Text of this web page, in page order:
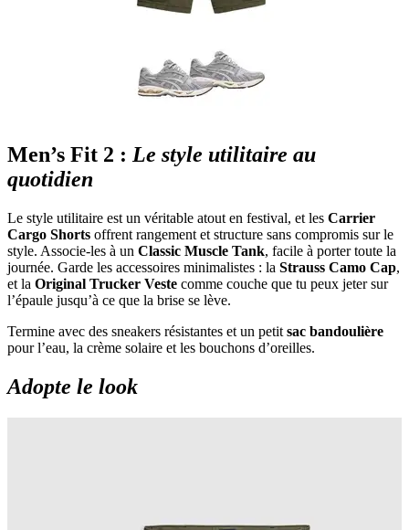
Men’s Fit 2 : Le style utilitaire au
quotidien
Le style utilitaire est un véritable atout en festival, et les Carrier
Cargo Shorts offrent rangement et structure sans compromis sur le
style. Associe-les à un Classic Muscle Tank, facile à porter toute la
journée. Garde les accessoires minimalistes : la Strauss Camo Cap,
et la Original Trucker Veste comme couche que tu peux jeter sur
l’épaule jusqu’à ce que la brise se lève.
Termine avec des sneakers résistantes et un petit sac bandoulière
pour l’eau, la crème solaire et les bouchons d’oreilles.
Adopte le look